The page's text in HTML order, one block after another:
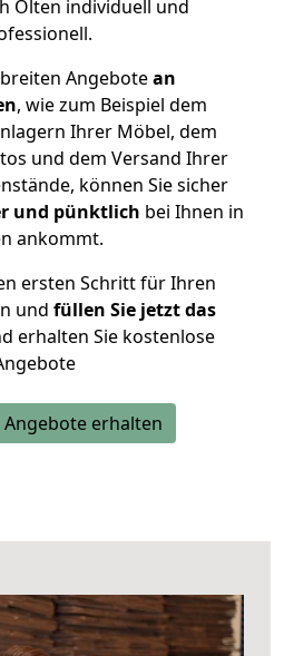
Olten individuell und
Angebotean
, wie zum Beispiel dem
Ihrer Möbel, dem
und dem Versand Ihrer
können Sie sicher
und pünktlich bei Ihnen in
ankommt.
ersten Schritt für Ihren
und füllen Sie jetzt das
erhalten Sie kostenlose
Angebote erhalten